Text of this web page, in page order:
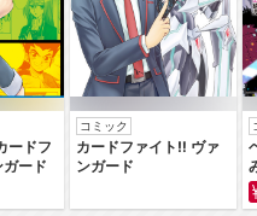
ードフ
ード
コミック
カードファイト‼ ヴァ
ンガード